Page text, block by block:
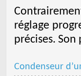
réglage
précises.
Condenseur